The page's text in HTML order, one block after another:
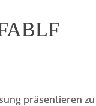
präsentieren zu